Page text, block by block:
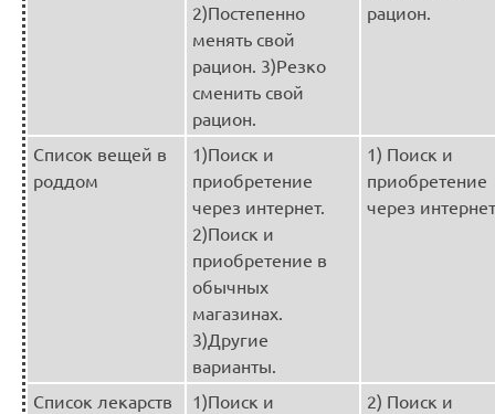
2)Постепенно
менять свой
рацион. 3)Резко
сменить свой
рацион.
рацион.
Список вещей в
роддом
1)Поиск и
приобретение
через интернет.
2)Поиск и
приобретение в
обычных
магазинах.
3)Другие
варианты.
1) Поиск и
приобретение
через
Список лекарств
1)Поиск и
2) Поиск и